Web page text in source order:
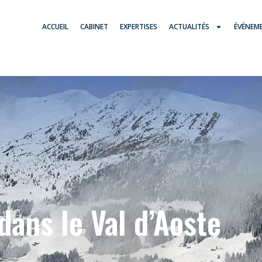
ACCUEIL CABINET EXPERTISES ACTUALITÉS
le Val d’Aoste